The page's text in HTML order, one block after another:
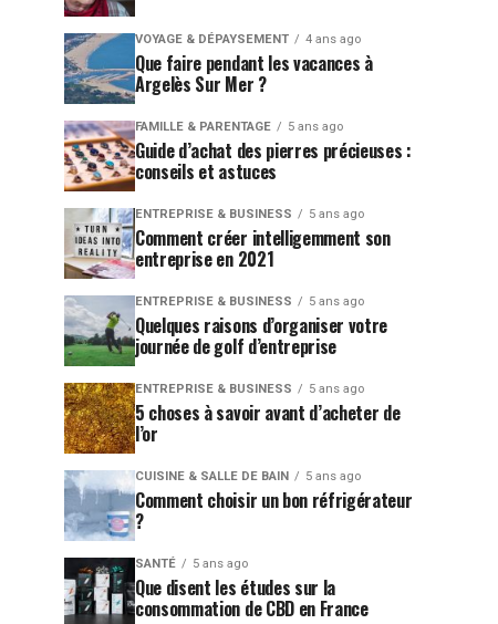
VOYAGE & DÉPAYSEMENT 4 ans ago
Que faire pendant les vacances à
Argelès Sur Mer ?
FAMILLE & PARENTAGE 5 ans ago
Guide d’achat des pierres précieuses :
conseils et astuces
ENTREPRISE & BUSINESS 5 ans ago
Comment créer intelligemment son
entreprise en 2021
ENTREPRISE & BUSINESS 5 ans ago
Quelques raisons d’organiser votre
journée de golf d’entreprise
ENTREPRISE & BUSINESS 5 ans ago
5 choses à savoir avant d’acheter de
l’or
CUISINE & SALLE DE BAIN 5 ans ago
Comment choisir un bon réfrigérateur
?
SANTÉ 5 ans ago
Que disent les études sur la
consommation de CBD en France